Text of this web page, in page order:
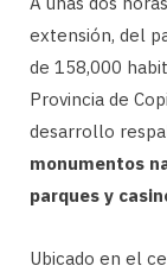
extensión, del
de 158,000
Provincia de
desarrollo
monumentos
parques y
Ubicado en el